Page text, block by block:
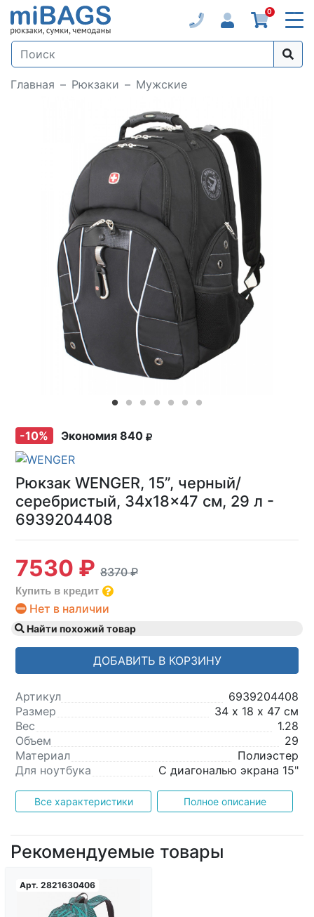
0
Главная Рюкзаки Мужские
Loading...
-10% Экономия 840
Рюкзак WENGER, 15”, черный/
серебристый, 34x18x47 см, 29 л -
6939204408
7530 ₽ 8370 ₽
Купить в кредит
Нет в наличии
Найти похожий товар
ДОБАВИТЬ В КОРЗИНУ
Артикул
6939204408
Размер
34 х 18 х 47 см
Вес
1.28
Объем
29
Материал
Полиэстер
Для ноутбука
С диагональю экрана 15"
Все характеристики Полное описание
Рекомендуемые товары
Арт. 2821630406